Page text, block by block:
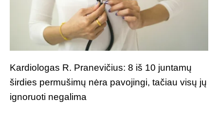
Kardiologas R. Pranevičius: 8 iš 10 juntamų
širdies permušimų nėra pavojingi, tačiau visų jų
ignoruoti negalima